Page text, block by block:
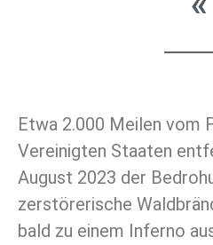
Etwa 2.000 Meilen vom
Vereinigten Staaten
August 2023 der
zerstörerische
bald zu einem Inferno